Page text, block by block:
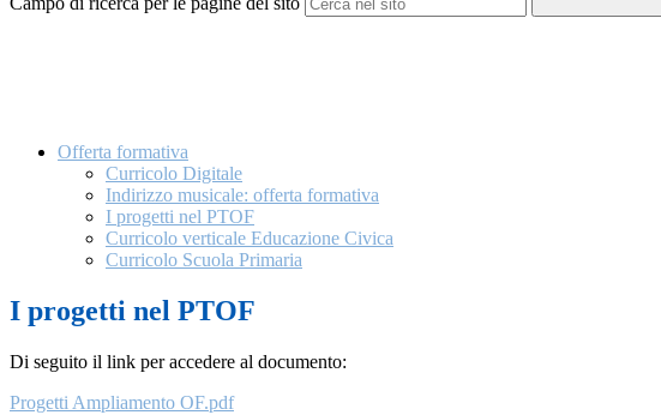
Offerta formativa
Curricolo Digitale
Indirizzo musicale: offerta formativa
I progetti nel PTOF
Curricolo verticale Educazione Civica
Curricolo Scuola Primaria
I progetti nel PTOF
Di seguito il link per accedere al documento:
Progetti Ampliamento OF.pdf